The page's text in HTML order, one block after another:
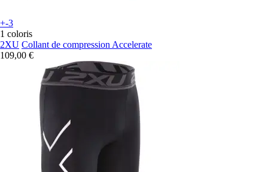
+-3
1 coloris
2XU Collant de compression Accelerate
109,00 €